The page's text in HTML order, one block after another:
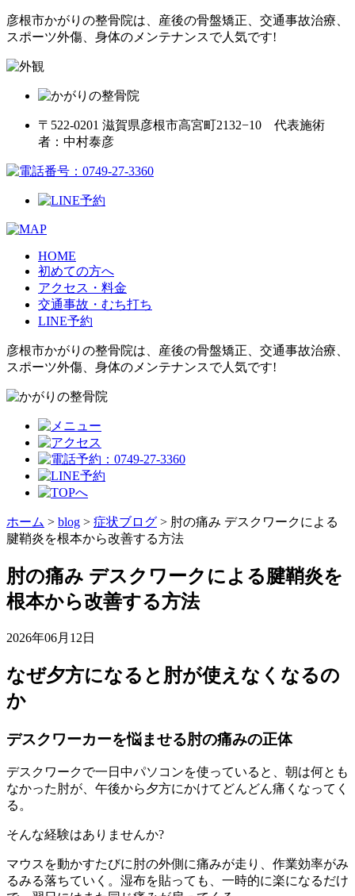
彦根市かがりの整骨院は、産後の骨盤矯正、交通事故治療、
スポーツ外傷、身体のメンテナンスで人気です!
〒522-0201 滋賀県彦根市高宮町2132−10 代表施術
者：中村泰彦
HOME
初めての方へ
アクセス・料金
交通事故・むち打ち
LINE予約
彦根市かがりの整骨院は、産後の骨盤矯正、交通事故治療、
スポーツ外傷、身体のメンテナンスで人気です!
ホーム > blog > 症状ブログ > 肘の痛み デスクワークによる
腱鞘炎を根本から改善する方法
肘の痛み デスクワークによる腱鞘炎を
根本から改善する方法
2026年06月12日
なぜ夕方になると肘が使えなくなるの
か
デスクワーカーを悩ませる肘の痛みの正体
デスクワークで一日中パソコンを使っていると、朝は何とも
なかった肘が、午後から夕方にかけてどんどん痛くなってく
る。
そんな経験はありませんか?
マウスを動かすたびに肘の外側に痛みが走り、作業効率がみ
るみる落ちていく。湿布を貼っても、一時的に楽になるだけ